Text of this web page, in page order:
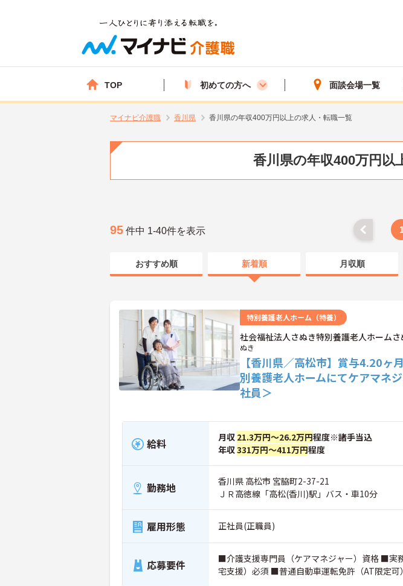
TOP 初めての方へ 面談会場一覧
マイナビ介護職 香川県 香川県の年収400万円以上の求人・転職一覧
香川県の年収400万円以
95 件中 1-40件を表示
おすすめ順 新着順 月収順
特別養護老人ホーム（特養）
社会福祉法人さぬき特別養護老人ホームさ
ぬき
【香川県／高松市】賞与4.20ヶ
別養護老人ホームにてケアマネ
社員＞
給料 月収 21.3万円～26.2万円程度※諸手当込
年収331万円～411万円程度
勤務地
香川県 高松市 宮脇町2-37-21
ＪＲ高徳線「高松(香川)駅」バス・車10分
雇用形態 正社員(正職員)
応募要件
■介護支援専門員（ケアマネジャー）資格 ■実
宅支援）必須 ■普通自動車運転免許（AT限定可）